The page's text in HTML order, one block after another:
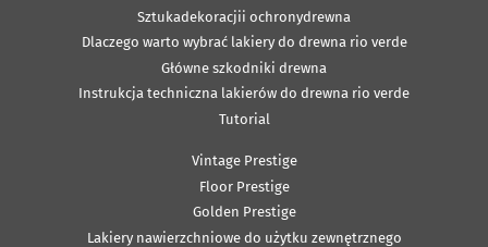
Sztukadekoracjii ochronydrewna
Dlaczego warto wybrać lakiery do drewna rio verde
Główne szkodniki drewna
Instrukcja techniczna lakierów do drewna rio verde
Tutorial
Vintage Prestige
Floor Prestige
Golden Prestige
Lakiery nawierzchniowe do użytku zewnętrznego